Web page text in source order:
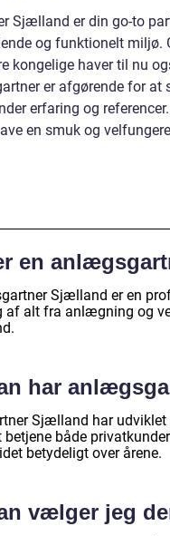
Sjælland er din go-to
og funktionelt miljø.
kongelige haver til nu
er afgørende for at
erfaring og
en smuk og
en
Sjælland er en
af alt fra anlægning og
har
Sjælland har udviklet
betjene både
betydeligt over årene.
vælger jeg